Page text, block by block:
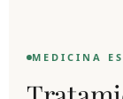
MEDICINA